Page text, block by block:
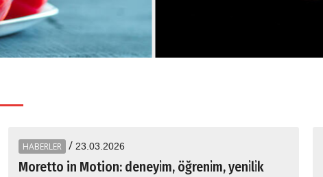
HABERLER / 23.03.2026
Moretto in Motion: deneyi̇m, öğreni̇m, yeni̇li̇k